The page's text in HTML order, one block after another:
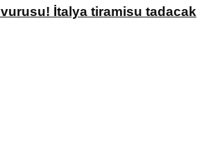
İtalya tiramisu tadacak